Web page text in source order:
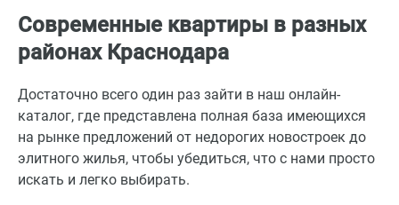
Современные квартиры в разных
районах Краснодара
Достаточно всего один раз зайти в наш онлайн-
каталог, где представлена полная база имеющихся
на рынке предложений от недорогих новостроек до
элитного жилья, чтобы убедиться, что с нами просто
искать и легко выбирать.